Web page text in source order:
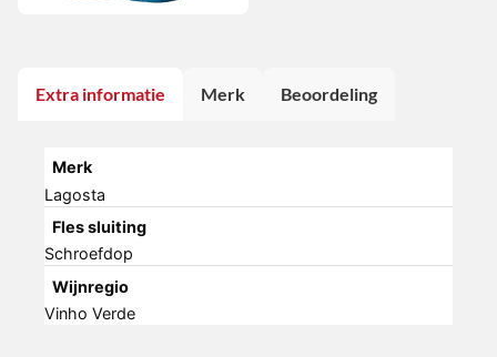
Extra informatie Merk Beoordeling
Merk
Lagosta
Fles sluiting
Schroefdop
Wijnregio
Vinho Verde